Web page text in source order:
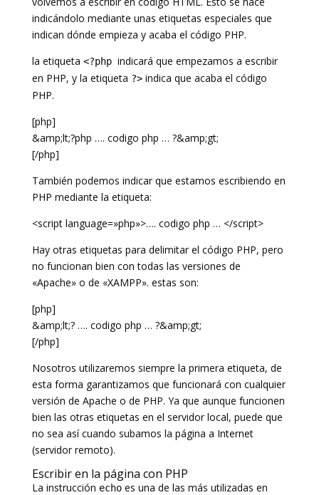
indicándolo mediante unas etiquetas especiales que
indican dónde empieza y acaba el código PHP.
la etiqueta <?php indicará que empezamos a escribir
en PHP, y la etiqueta ?>indica que acaba el código
PHP.
[php]
&amp;lt;?php …. codigo php … ?&amp;gt;
[/php]
También podemos indicar que estamos escribiendo en
PHP mediante la etiqueta:
<script language=»php»>…. codigo php … </script>
Hay otras etiquetas para delimitar el código PHP, pero
no funcionan bien con todas las versiones de
«Apache» o de «XAMPP». estas son:
[php]
&amp;lt;? …. codigo php … ?&amp;gt;
[/php]
Nosotros utilizaremos siempre la primera etiqueta, de
esta forma garantizamos que funcionará con cualquier
versión de Apache o de PHP. Ya que aunque funcionen
bien las otras etiquetas en el servidor local, puede que
no sea así cuando subamos la página a Internet
(servidor remoto).
Escribir en la página con PHP
La instrucción echoes una de las más utilizadas en